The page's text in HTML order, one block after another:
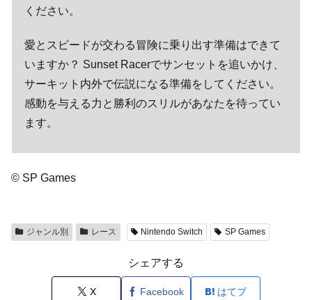
ください。
愛とスピードが交わる冒険に乗り出す準備はできて
いますか？ Sunset Racerでサンセットを追いかけ、
サーキット内外で伝説になる準備をしてください。
感動を与える力と勝利のスリルがあなたを待ってい
ます。
© SP Games
ジャンル別 レース Nintendo Switch SP Games
シェアする
X Facebook はてブ